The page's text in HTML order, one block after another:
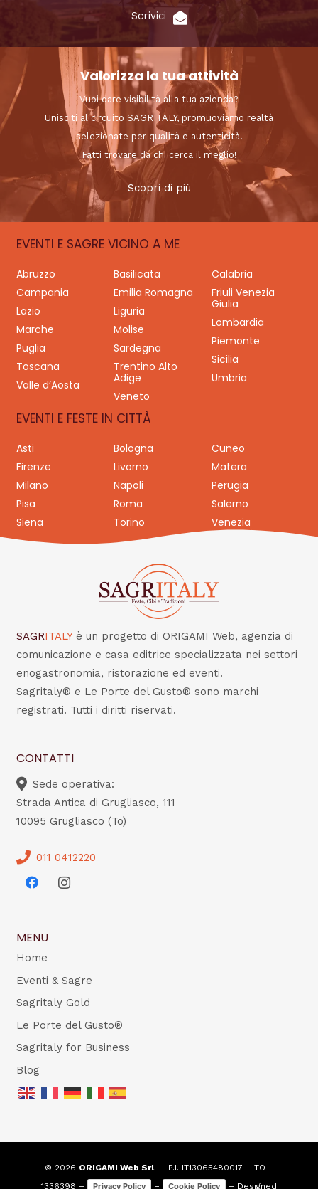
Scrivici
Valorizza la tua attività
Vuoi dare visibilità alla tua azienda?
Unisciti al circuito SAGRITALY, promuoviamo realtà
selezionate per qualità e autenticità.
Fatti trovare da chi cerca il meglio!
Scopri di più
EVENTI E SAGRE VICINO A ME
Abruzzo Basilicata
Calabria
Campania
Emilia Romagna
Friuli Venezia
Giulia
Lazio
Liguria
Lombardia
Marche
Molise
Piemonte
Puglia
Sardegna
Sicilia
Toscana
Trentino Alto
Adige
Umbria
Valle d’Aosta
Veneto
EVENTI E FESTE IN CITTÀ
Asti Bologna
Cuneo
Firenze
Livorno
Matera
Milano
Napoli
Perugia
Pisa
Roma
Salerno
Siena
Torino Venezia
SAGRITALY è un progetto di ORIGAMI Web, agenzia di
comunicazione e casa editrice specializzata nei settori
enogastronomia, ristorazione ed eventi.
Sagritaly® e Le Porte del Gusto® sono marchi
registrati. Tutti i diritti riservati.
CONTATTI
Sede operativa:
Strada Antica di Grugliasco, 111
10095 Grugliasco (To)
011 0412220
MENU
Home
Eventi & Sagre
Sagritaly Gold
Le Porte del Gusto®
Sagritaly for Business
Blog
© 2026 ORIGAMI Web Srl– P.I. IT13065480017 – TO –
1336398 –
Privacy Policy – Cookie Policy – Designed